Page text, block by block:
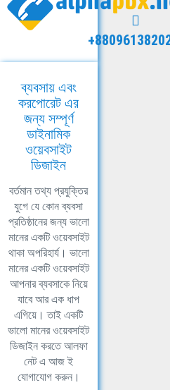
ব্যবসায় এবং
করপোরেট এর
জন্য সম্পূর্ণ
ডাইনামিক
ওয়েবসাইট
ডিজাইন
বর্তমান তথ্য প্রযুক্তির
যুগে যে কোন ব্যবসা
প্রতিষ্ঠানের জন্য ভালো
মানের একটি ওয়েবসাইট
থাকা অপরিহার্য। ভালো
মানের একটি ওয়েবসাইট
আপনার ব্যবসাকে নিয়ে
যাবে আর এক ধাপ
এগিয়ে। তাই একটি
ভালো মানের ওয়েবসাইট
ডিজাইন করতে আলফা
নেট এ আজ ই
যোগাযোগ করুন।